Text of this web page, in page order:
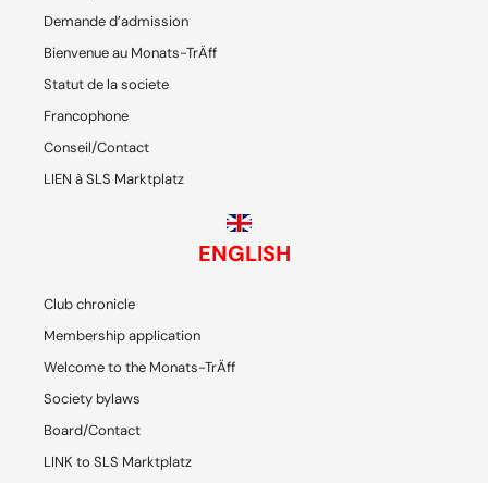
Demande d’admission
Bienvenue au Monats-TrÄff
Statut de la societe
Francophone
Conseil/Contact
LIEN à SLS Marktplatz
ENGLISH
Club chronicle
Membership application
Welcome to the Monats-TrÄff
Society bylaws
Board/Contact
LINK to SLS Marktplatz